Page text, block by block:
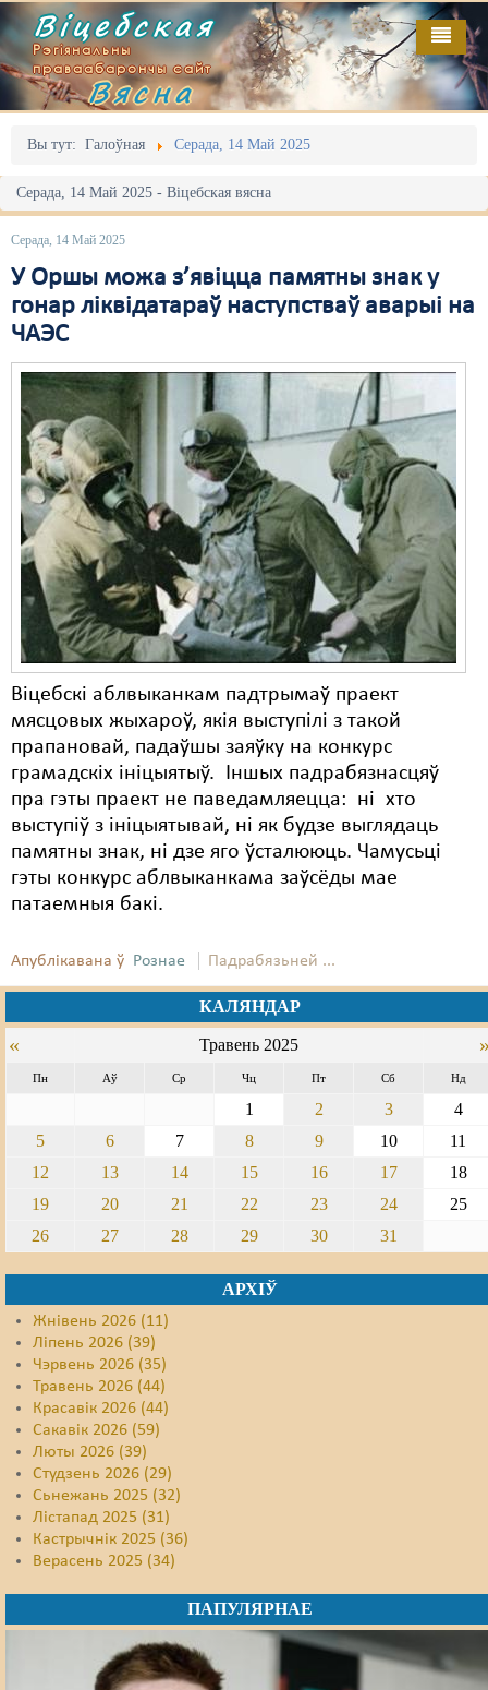
Віцебская
Рэгіянальны
праваабарончы сайт
Вясна
Вы тут: Галоўная Серада, 14 Май 2025
Серада, 14 Май 2025 - Віцебская вясна
Серада, 14 Май 2025
У Оршы можа з’явіцца памятны знак у
гонар ліквідатараў наступстваў аварыі на
ЧАЭС
Віцебскі аблвыканкам падтрымаў праект
мясцовых жыхароў, якія выступілі з такой
прапановай, падаўшы заяўку на конкурс
грамадскіх ініцыятыў. Іншых падрабязнасцяў
пра гэты праект не паведамляецца: ні хто
выступіў з ініцыятывай, ні як будзе выглядаць
памятны знак, ні дзе яго ўсталююць. Чамусьці
гэты конкурс аблвыканкама заўсёды мае
патаемныя бакі.
Апублікавана ў Рознае Падрабязьней ...
КАЛЯНДАР
« Травень 2025
Пн Аў Ср Чц Пт Сб Нд
1 2 3
4
5
6 7 8 9 10
11
12
13 14 15 16 17
18
19
20 21 22 23 24
25
26
27 28 29 30 31
АРХІЎ
Жнівень 2026 (11)
Ліпень 2026 (39)
Чэрвень 2026 (35)
Травень 2026 (44)
Красавік 2026 (44)
Сакавік 2026 (59)
Люты 2026 (39)
Студзень 2026 (29)
Сьнежань 2025 (32)
Лістапад 2025 (31)
Кастрычнік 2025 (36)
Верасень 2025 (34)
ПАПУЛЯРНАЕ
Галоўная
Адміністрацыйны перасьлед
Акцыі
Выбары
Грамадзянскія ініцыятывы
Дзяржава
Дыскрымінацыя
Затрыманьні
Карная псыхіятрыя
КПЧ ААН
Культурныя правы
ЛПП
Мігранты
Мірныя сходы
Палітвязьні
Праваабаронцы
Правы дзіцяці
Пэнітэнцыярная сыстэма
Рознае
Сьмяротнае пакараньне
Правы працоўных
Сацыяльныя правы
Выданьні
Відэа
Пра нас
RSS